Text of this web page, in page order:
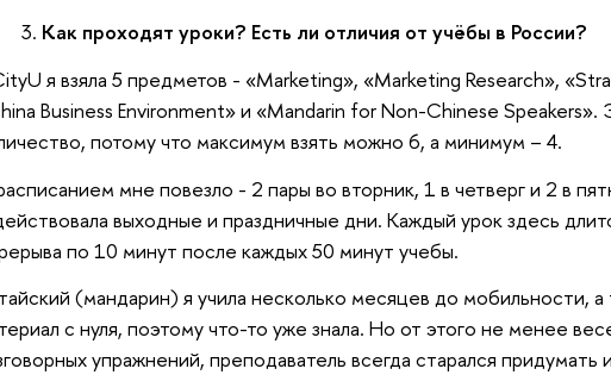
Как проходят уроки? Есть ли отличия от учёбы в России?
я взяла 5 предметов - «Marketing», «Marketing Research»,
Business Environment» и «Mandarin for Non-Chinese Speakers».
потому что максимум взять можно 6, а минимум – 4.
мне повезло - 2 пары во вторник, 1 в четверг и 2 в
выходные и праздничные дни. Каждый урок здесь
по 10 минут после каждых 50 минут учебы.
(мандарин) я учила несколько месяцев до мобильности, а
с нуля, поэтому что-то уже знала. Но от этого не менее
упражнений, преподаватель всегда старался